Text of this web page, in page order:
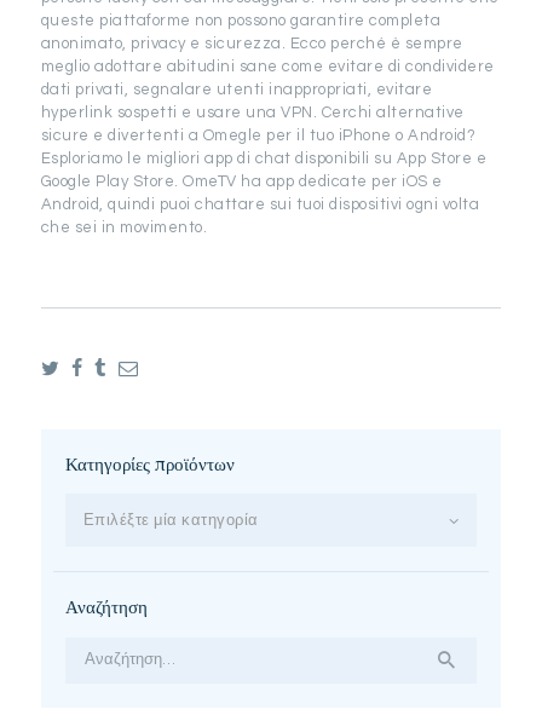
queste piattaforme non possono garantire completa
anonimato, privacy e sicurezza. Ecco perché è sempre
meglio adottare abitudini sane come evitare di condividere
dati privati, segnalare utenti inappropriati, evitare
hyperlink sospetti e usare una VPN. Cerchi alternative
sicure e divertenti a Omegle per il tuo iPhone o Android?
Esploriamo le migliori app di chat disponibili su App Store e
Google Play Store. OmeTV ha app dedicate per iOS e
Android, quindi puoi chattare sui tuoi dispositivi ogni volta
che sei in movimento.
Κατηγορίες προϊόντων
Επιλέξτε μία κατηγορία
Αναζήτηση
Αναζήτηση